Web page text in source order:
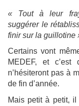
« Tout à leur
suggérer le
finir sur la guillotine
Certains vont
MEDEF, et c’est
n’hésiteront pas à
de fin d’année.
Mais petit à petit, il